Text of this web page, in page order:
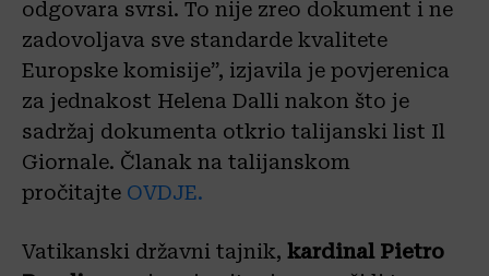
odgovara svrsi. To nije zreo dokument i ne
zadovoljava sve standarde kvalitete
Europske komisije”, izjavila je povjerenica
za jednakost Helena Dalli nakon što je
sadržaj dokumenta otkrio talijanski list Il
Giornale. Članak na talijanskom
pročitajte OVDJE.
Vatikanski državni tajnik, kardinal Pietro